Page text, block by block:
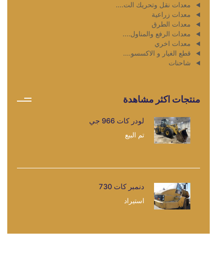
معدات نقل وتحريك الت....
معدات زراعية
معدات الطرق
معدات الرفع والمناول....
معدات اخري
قطع الغيار و الاكسسو....
شاحنات
منتجات اكثر مشاهدة
لودر كات 966 جي
تم البيع
دنمبر كات 730
استيراد